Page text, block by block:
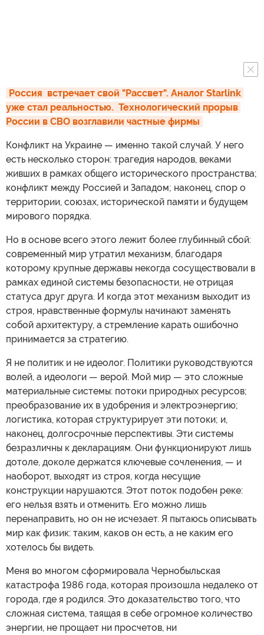
Россия  встречает свой "Рассвет". Аналог Starlink
уже стал реальностью.  Технологический прорыв
России в СВО возглавили частные фирмы
Конфликт на Украине — именно такой случай. У него
есть несколько сторон: трагедия народов, веками
живших в рамках общего исторического пространства;
конфликт между Россией и Западом; наконец, спор о
территории, союзах, исторической памяти и будущем
мирового порядка.
Но в основе всего этого лежит более глубинный сбой:
современный мир утратил механизм, благодаря
которому крупные державы некогда сосуществовали в
рамках единой системы безопасности, не отрицая
статуса друг друга. И когда этот механизм выходит из
строя, нравственные формулы начинают заменять
собой архитектуру, а стремление карать ошибочно
принимается за стратегию.
Я не политик и не идеолог. Политики руководствуются
волей, а идеологи — верой. Мой мир — это сложные
материальные системы: потоки природных ресурсов;
преобразование их в удобрения и электроэнергию;
логистика, которая структурирует эти потоки; и,
наконец, долгосрочные перспективы. Эти системы
безразличны к декларациям. Они функционируют лишь
дотоле, доколе держатся ключевые сочленения, — и
наоборот, выходят из строя, когда несущие
конструкции нарушаются. Этот поток подобен реке:
его нельзя взять и отменить. Его можно лишь
перенаправить, но он не исчезает. Я пытаюсь описывать
мир как физик: таким, каков он есть, а не каким его
хотелось бы видеть.
Меня во многом сформировала Чернобыльская
катастрофа 1986 года, которая произошла недалеко от
города, где я родился. Это доказательство того, что
сложная система, таящая в себе огромное количество
энергии, не прощает ни просчетов, ни